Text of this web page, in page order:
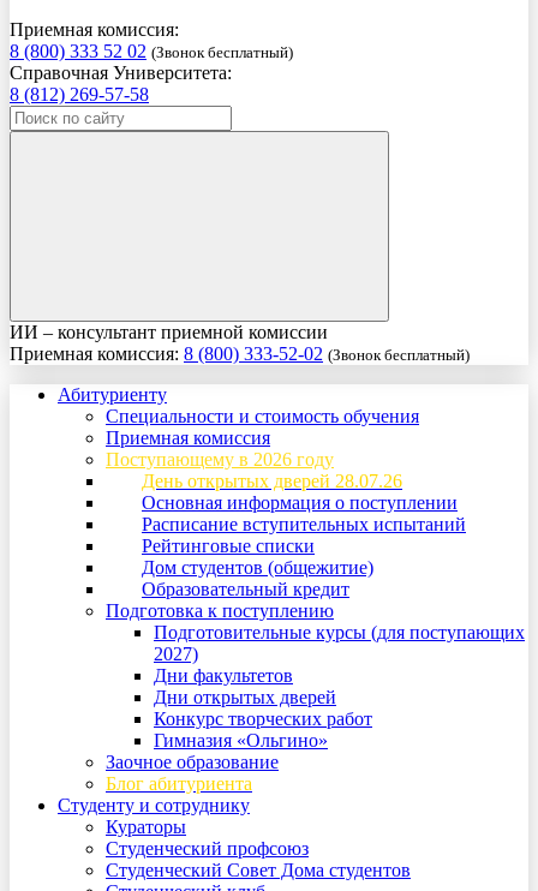
Приемная комиссия:
8 (800) 333 52 02 (Звонок бесплатный)
Справочная Университета:
8 (812) 269-57-58
ИИ – консультант приемной комиссии
Приемная комиссия: 8 (800) 333-52-02 (Звонок бесплатный)
Абитуриенту
Специальности и стоимость обучения
Приемная комиссия
Поступающему в 2026 году
День открытых дверей 28.07.26
Основная информация о поступлении
Расписание вступительных испытаний
Рейтинговые списки
Дом студентов (общежитие)
Образовательный кредит
Подготовка к поступлению
Подготовительные курсы (для поступающих
2027)
Дни факультетов
Дни открытых дверей
Конкурс творческих работ
Гимназия «Ольгино»
Заочное образование
Блог абитуриента
Студенту и сотруднику
Кураторы
Студенческий профсоюз
Студенческий Совет Дома студентов